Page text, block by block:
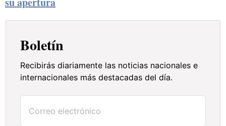
Boletín
Recibirás diariamente las noticias nacionales e
internacionales más destacadas del día.